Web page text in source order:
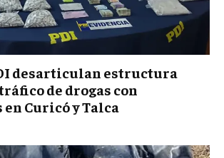
desarticulan estructura
de drogas con
Curicó y Talca